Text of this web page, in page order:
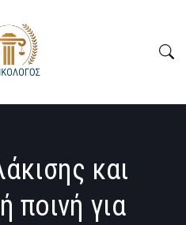
και
ποινή για